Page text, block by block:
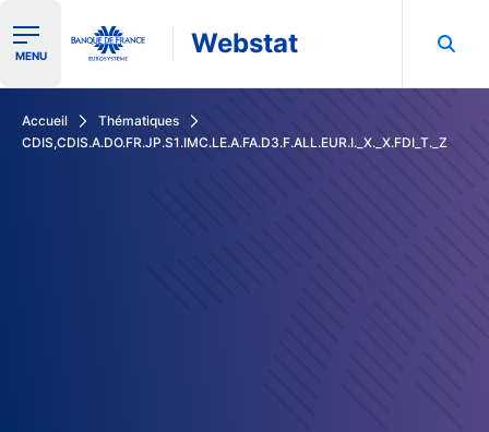
Ouvrir le menu de navigation
MENU Webstat
Accueil
Thématiques
CDIS,CDIS.A.DO.FR.JP.S1.IMC.LE.A.FA.D3.F.ALL.EUR.I._X._X.FDI_T._Z